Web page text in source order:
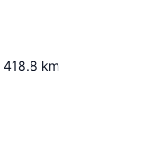
418.8 km